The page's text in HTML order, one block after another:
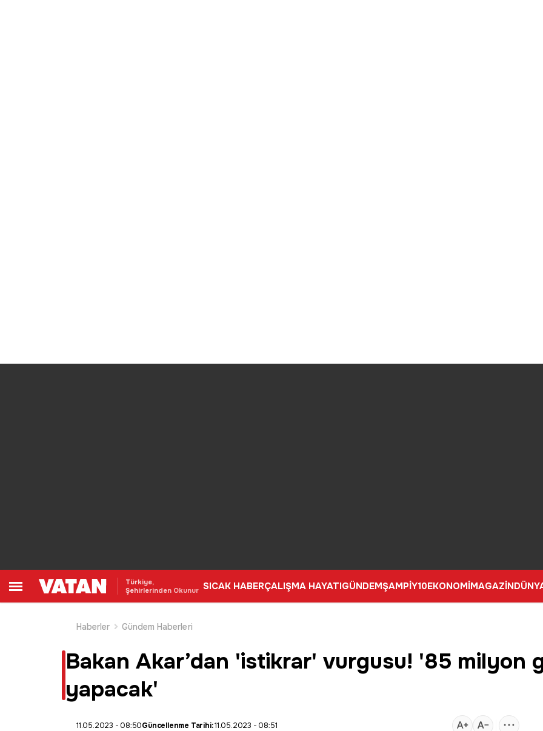
Türkiye,
Şehirlerinden Okunur SICAK HABERÇALIŞMA HAYATIGÜNDEMŞAMPİY10EKONOMİMAGAZİN
Haberler
Gündem Haberleri
Bakan Akar’dan 'istikrar' vurgusu! '85 milyon
yapacak'
11.05.2023 - 08:50Güncellenme Tarihi:11.05.2023 - 08:51